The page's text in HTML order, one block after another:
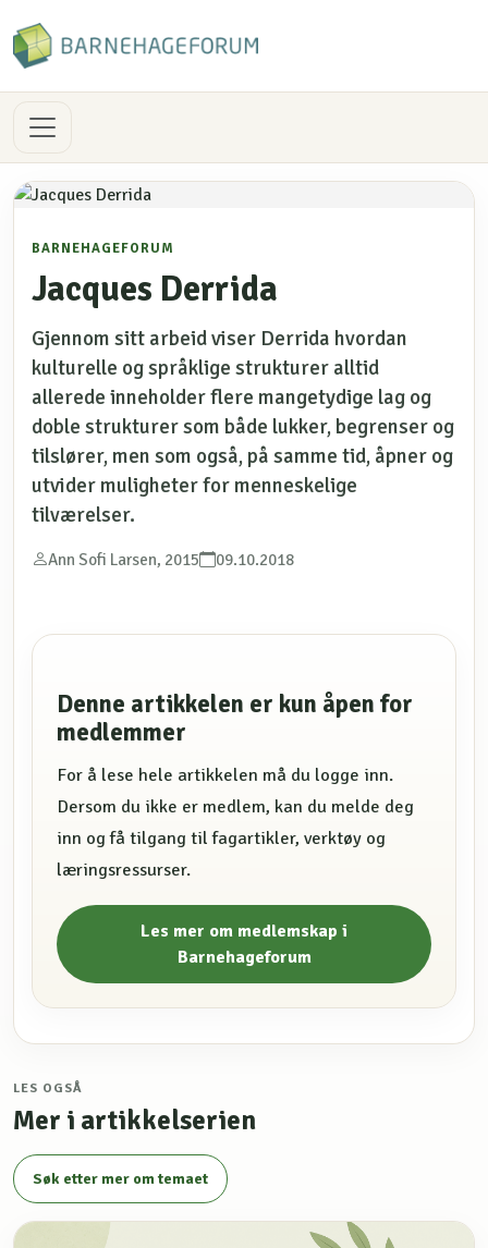
BARNEHAGEFORUM
Jacques Derrida
Gjennom sitt arbeid viser Derrida hvordan
kulturelle og språklige strukturer alltid
allerede inneholder flere mangetydige lag og
doble strukturer som både lukker, begrenser og
tilslører, men som også, på samme tid, åpner og
utvider muligheter for menneskelige
tilværelser.
Ann Sofi Larsen, 2015 09.10.2018
Denne artikkelen er kun åpen for
medlemmer
For å lese hele artikkelen må du logge inn.
Dersom du ikke er medlem, kan du melde deg
inn og få tilgang til fagartikler, verktøy og
læringsressurser.
Les mer om medlemskap i
Barnehageforum
LES OGSÅ
Mer i artikkelserien
Søk etter mer om temaet